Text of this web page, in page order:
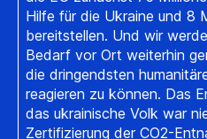
Hilfe für die Ukraine und 8
bereitstellen. Und wir
Bedarf vor Ort weiterhin
die dringendsten
reagieren zu können. Das
das ukrainische Volk war
Zertifizierung der CO2-